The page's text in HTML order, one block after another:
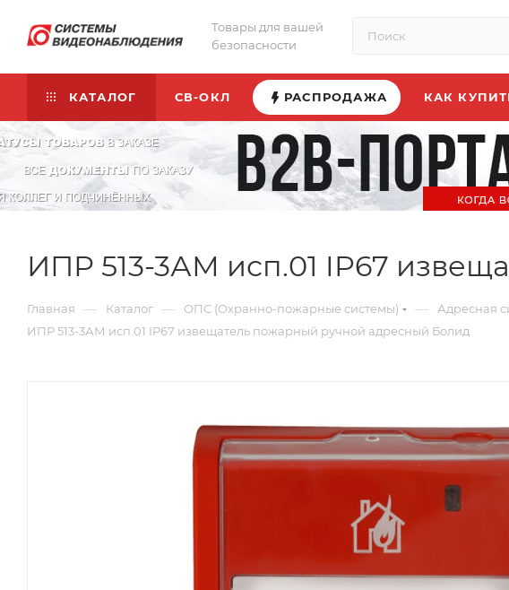
Товары для вашей
безопасности
КАТАЛОГ СВ-ОКЛ РАСПРОДАЖА КАК
ИПР 513-3АМ исп.01 IP67
Главная — Каталог — ОПС (Охранно-пожарные системы) — Адресная
ИПР 513-3АМ исп.01 IP67 извещатель пожарный ручной адресный Болид